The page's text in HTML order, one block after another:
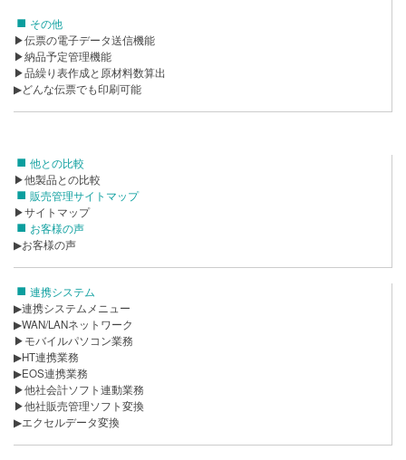
その他
▶伝票の電子データ送信機能
▶納品予定管理機能
▶品繰り表作成と原材料数算出
▶どんな伝票でも印刷可能
他との比較
▶他製品との比較
販売管理サイトマップ
▶サイトマップ
お客様の声
▶お客様の声
連携システム
▶連携システムメニュー
▶WAN/LANネットワーク
▶モバイルパソコン業務
▶HT連携業務
▶EOS連携業務
▶他社会計ソフト連動業務
▶他社販売管理ソフト変換
▶エクセルデータ変換